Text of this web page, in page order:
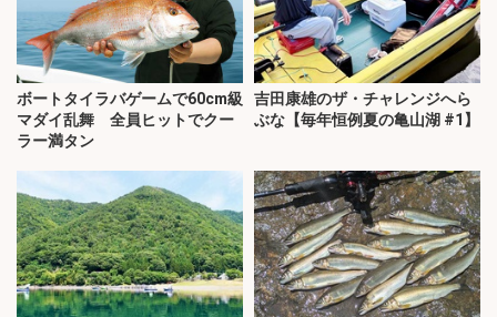
ボートタイラバゲームで60cm級
マダイ乱舞 全員ヒットでクー
ラー満タン
吉田康雄のザ・チャレンジへら
ぶな【毎年恒例夏の亀山湖 #1】